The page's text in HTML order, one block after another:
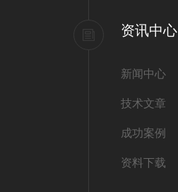
资讯中心
新闻中心
技术文章
成功案例
资料下载